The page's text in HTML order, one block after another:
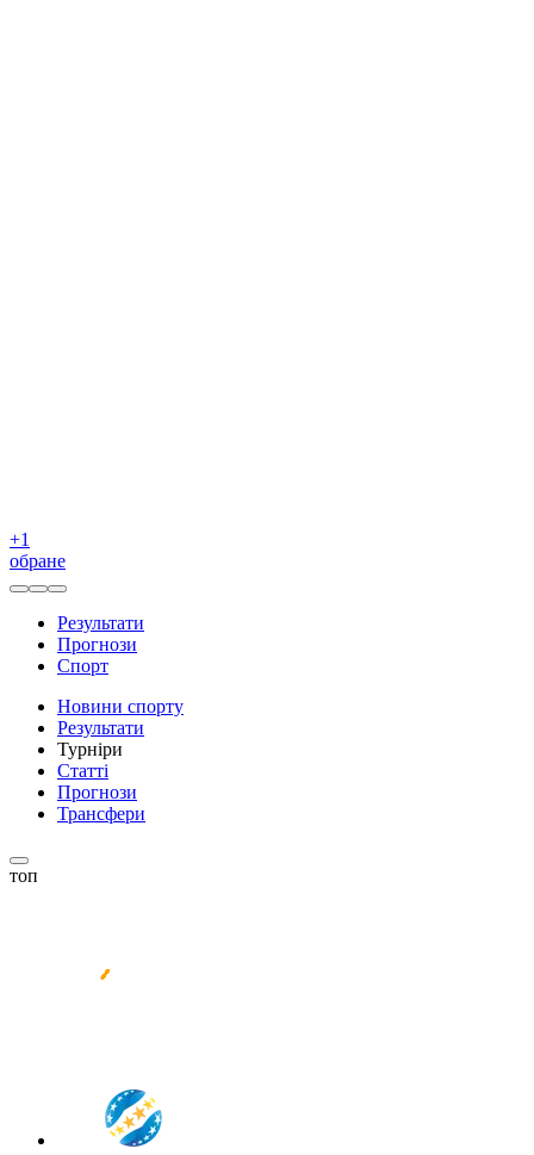
+1
обране
Результати
Прогнози
Спорт
Новини спорту
Результати
Турніри
Статті
Прогнози
Трансфери
топ